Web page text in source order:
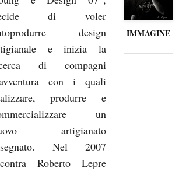
di voler
design
e inizia la
di compagni
con i quali
produrre e
un
artigianato
Nel 2007
Roberto Lepre
IMMAGINE